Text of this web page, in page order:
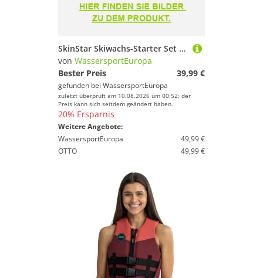
SkinStar Skiwachs-Starter Set 6-teilig Universal Wax - Alpin + Nordic + Board
von WassersportEuropa
Bester Preis
39,99 €
gefunden bei WassersportEuropa
zuletzt überprüft am 10.08.2026 um 00:52; der
Preis kann sich seitdem geändert haben.
20% Ersparnis
Weitere Angebote:
WassersportEuropa
49,99 €
OTTO
49,99 €